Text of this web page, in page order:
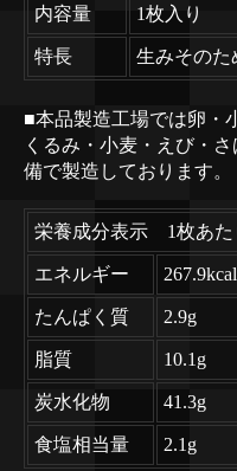
内容量 1枚入り
特長 生みそのた
■本品製造工場では卵・
くるみ・小麦・えび・
備で製造しております。
栄養成分表示 1枚あた
エネルギー 267.9kcal
たんぱく質 2.9g
脂質 10.1g
炭水化物 41.3g
食塩相当量 2.1g